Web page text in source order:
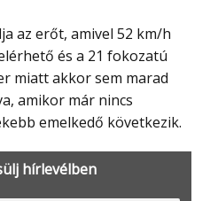
és a 21 fokozatú
miatt akkor sem marad
amikor már nincs
emelkedő következik.
hírlevélben